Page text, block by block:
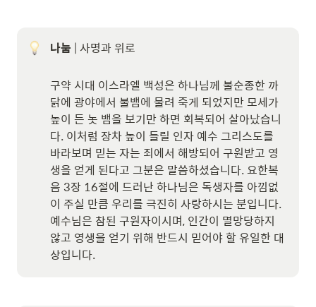
나눔 | 사명과 위로
구약 시대 이스라엘 백성은 하나님께 불순종한 까
닭에 광야에서 불뱀에 물려 죽게 되었지만 모세가
높이 든 놋 뱀을 보기만 하면 회복되어 살아났습니
다. 이처럼 장차 높이 들릴 인자 예수 그리스도를
바라보며 믿는 자는 죄에서 해방되어 구원받고 영
생을 얻게 된다고 그분은 말씀하셨습니다. 요한복
음 3장 16절에 드러난 하나님은 독생자를 아낌없
이 주실 만큼 우리를 극진히 사랑하시는 분입니다.
예수님은 참된 구원자이시며, 인간이 멸망당하지
않고 영생을 얻기 위해 반드시 믿어야 할 유일한 대
상입니다.